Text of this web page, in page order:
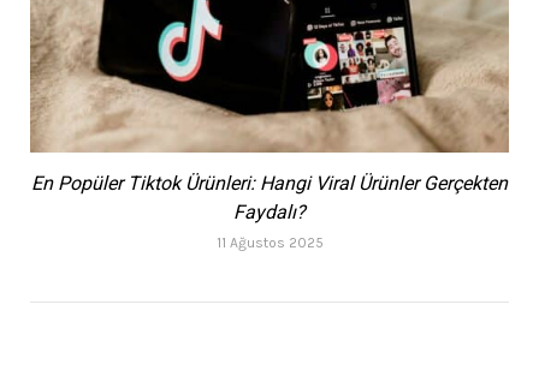
En Popüler Tiktok Ürünleri: Hangi Viral Ürünler Gerçekten
Faydalı?
11 Ağustos 2025